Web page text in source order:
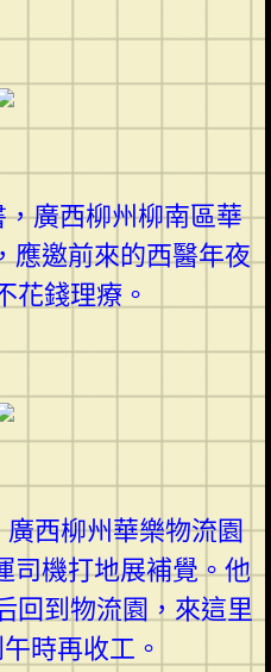
廣西柳州柳南區華
應邀前來的西醫年夜
花錢理療。
西柳州華樂物流園
司機打地展補覺。他
回到物流園，來這里
時再收工。